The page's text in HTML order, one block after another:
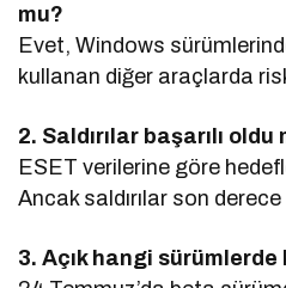
mu?
Evet, Windows
kullanan diğer araçlarda
2. Saldırılar başarılı oldu
ESET verilerine göre
Ancak saldırılar son derece
3. Açık hangi sürümlerde